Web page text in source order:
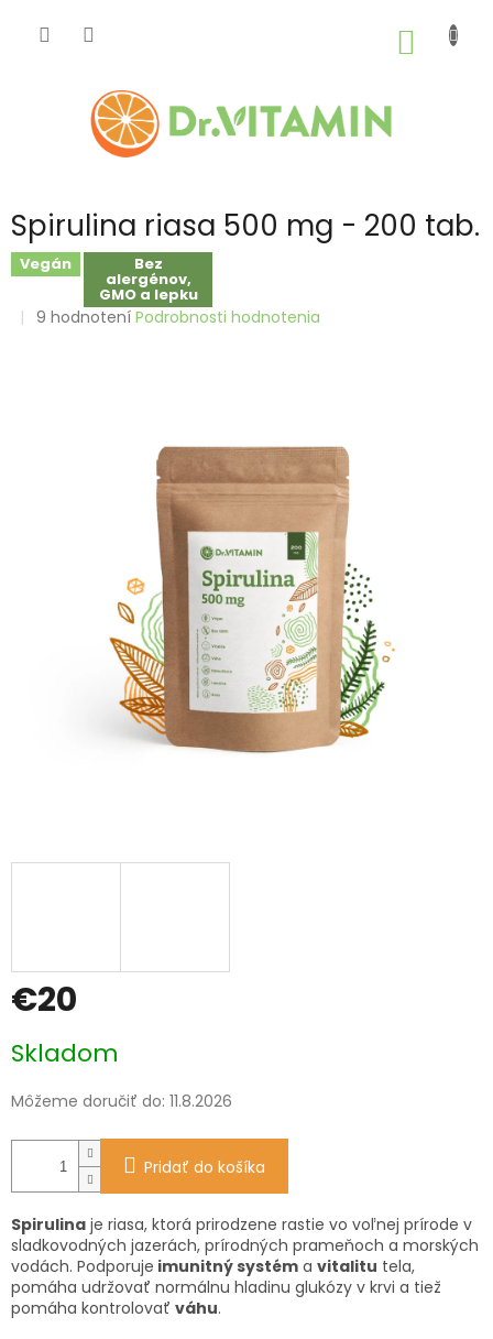
Spirulina riasa 500 mg - 200 tab.
Vegán Bez
alergénov,
GMO a lepku
Priemerné
9 hodnotení Podrobnosti hodnotenia
€20
cena:
Skladom
Môžeme doručiť do: 11.8.2026
Pridať do košíka
Spirulina je riasa, ktorá prirodzene rastie vo voľnej prírode v
sladkovodných jazerách, prírodných prameňoch a morských
vodách. Podporuje imunitný systém a vitalitu tela,
pomáha udržovať normálnu hladinu glukózy v krvi a tiež
pomáha kontrolovať váhu.